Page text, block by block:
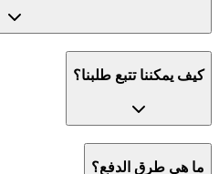
كيف يمكننا تتبع طلبنا؟
ما هي طرق الدفع؟